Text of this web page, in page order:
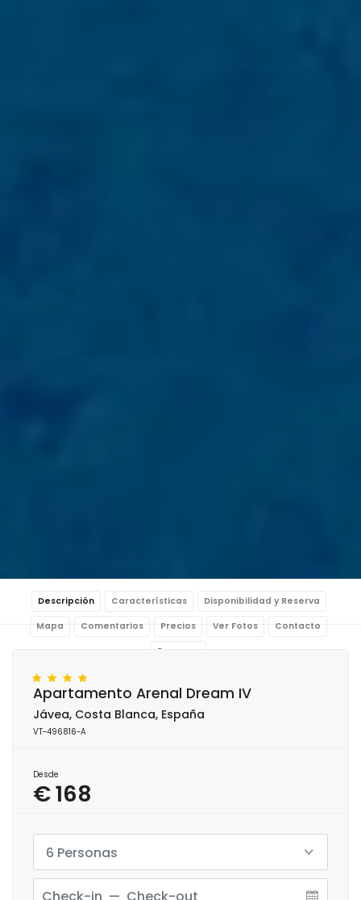
Descripción Características Disponibilidad y Reserva
Mapa Comentarios Precios Ver Fotos Contacto
Reservar
Apartamento Arenal Dream IV
Jávea, Costa Blanca, España
VT-496816-A
Desde
€ 168
6 Personas